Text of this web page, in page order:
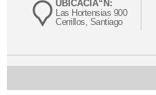
UBICACIÃ“N:
Las Hortensias 900
Cerrillos, Santiago